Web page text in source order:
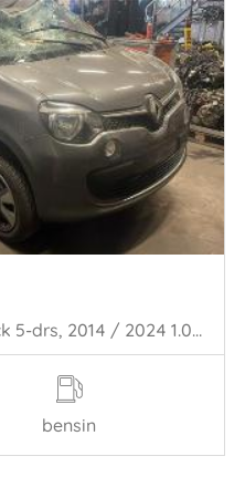
Twingo III (AH), Hatchback 5-drs, 2014 / 2024 1.0 SCe 70 12V
bensin